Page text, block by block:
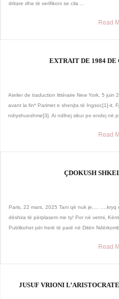
dritare dhe të verifikoni se cila ...
Read
EXTRAIT DE 1984
Atelier de traduction littéraire New York, 5 juin
avant la fin* Parimet e shenjta të Ingsoc[1]-it.
ndryshueshme[3]. Ai ndihej sikur po endej në
Read
ÇDOKUSH
Paris, 22 mars, 2025 Tani që nuk je,… …,kryq
dëshira të përplasem me ty! Por në vetmi,
Publikohet për herë të parë në Ditën
Read
JUSUF VRIONI